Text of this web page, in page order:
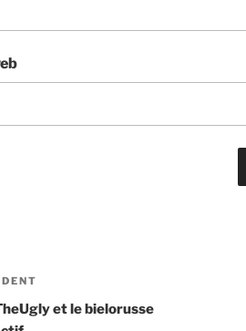
et le bielorusse